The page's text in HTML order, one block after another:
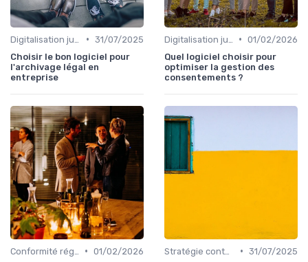
• 31/07/2025
Choisir le bon logiciel pour
l'archivage légal en
entreprise
• 01/02/2026
Quel logiciel choisir pour
optimiser la gestion des
consentements ?
• 01/02/2026
• 31/07/2025